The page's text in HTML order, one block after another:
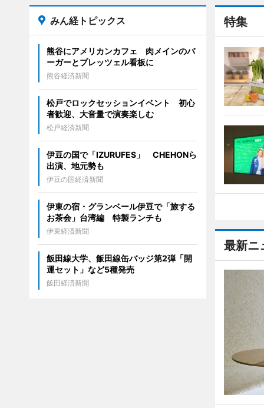
特集
最新ニ
みん経トピックス
熊谷にアメリカンカフェ 肉メインのバ
ーガーとプレッツェル看板に
熊谷経済新聞
松戸でロックセッションイベント 初心
者歓迎、大音量で演奏楽しむ
松戸経済新聞
伊豆の国で「IZURUFES」 CHEHONら
出演、地元勢も
伊豆の国経済新聞
伊東の宿・グランベール伊豆で「旅する
お茶会」台湾編 特製ランチも
伊東経済新聞
飯田線大学、飯田線缶バッジ第2弾「開
運セット」など5種発売
飯田経済新聞